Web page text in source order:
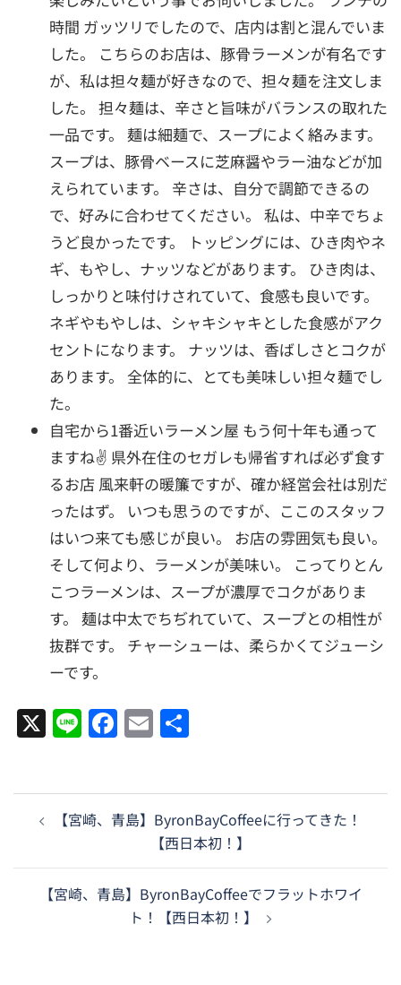
時間 ガッツリでしたので、店内は割と混んでいま
した。 こちらのお店は、豚骨ラーメンが有名です
が、私は担々麺が好きなので、担々麺を注文しま
した。 担々麺は、辛さと旨味がバランスの取れた
一品です。 麺は細麺で、スープによく絡みます。
スープは、豚骨ベースに芝麻醤やラー油などが加
えられています。 辛さは、自分で調節できるの
で、好みに合わせてください。 私は、中辛でちょ
うど良かったです。 トッピングには、ひき肉やネ
ギ、もやし、ナッツなどがあります。 ひき肉は、
しっかりと味付けされていて、食感も良いです。
ネギやもやしは、シャキシャキとした食感がアク
セントになります。 ナッツは、香ばしさとコクが
あります。 全体的に、とても美味しい担々麺でし
た。
自宅から1番近いラーメン屋 もう何十年も通って
ますね✌️ 県外在住のセガレも帰省すれば必ず食す
るお店 風来軒の暖簾ですが、確か経営会社は別だ
ったはず。 いつも思うのですが、ここのスタッフ
はいつ来ても感じが良い。 お店の雰囲気も良い。
そして何より、ラーメンが美味い。 こってりとん
こつラーメンは、スープが濃厚でコクがありま
す。 麺は中太でちぢれていて、スープとの相性が
抜群です。 チャーシューは、柔らかくてジューシ
ーです。
Line Facebook
Email
【宮崎、青島】ByronBayCoffeeに行ってきた！
【西日本初！】
【宮崎、青島】ByronBayCoffeeでフラットホワイ
ト！【西日本初！】